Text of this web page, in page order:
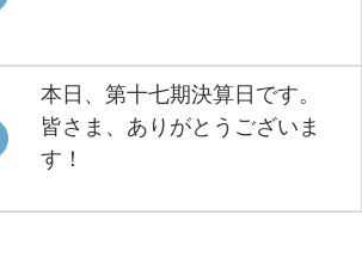
本日、第十七期決算日です。
皆さま、ありがとうございま
す！